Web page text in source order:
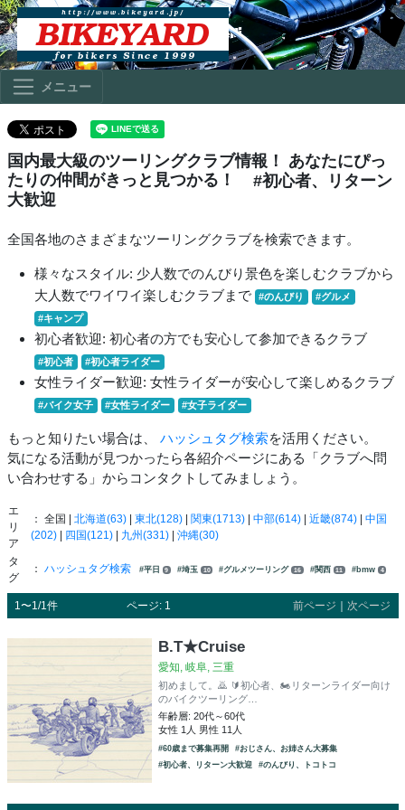
メニュー
国内最大級のツーリングクラブ情報！ あなたにぴっ
たりの仲間がきっと見つかる！
#初心者、リターン
大歓迎
全国各地のさまざまなツーリングクラブを検索できます。
様々なスタイル: 少人数でのんびり景色を楽しむクラブから
大人数でワイワイ楽しむクラブまで
#のんびり
#グルメ
#キャンプ
初心者歓迎: 初心者の方でも安心して参加できるクラブ
#初心者 #初心者ライダー
女性ライダー歓迎: 女性ライダーが安心して楽しめるクラブ
#バイク女子 #女性ライダー #女子ライダー
もっと知りたい場合は、 ハッシュタグ検索を活用ください。
気になる活動が見つかったら各紹介ページにある「クラブへ問
い合わせする」からコンタクトしてみましょう。
エ
リ
ア
： 全国 | 北海道(63)| 東北(128)| 関東(1713)| 中部(614)| 近畿(874)| 中国
(202)| 四国(121)| 九州(331)| 沖縄(30)
タ
グ
： ハッシュタグ検索 #平日 9 #埼玉 10 #グルメツーリング 16 #関西 11 #bmw 4
1〜1/1件 ページ: 1 前ページ 次ページ
B.T★Cruise
愛知, 岐阜, 三重
初めまして。🙇 🔰初心者、🏍️リターンライダー向け
のバイクツーリング…
年齢層: 20代～60代
女性 1人 男性 11人
#60歳まで募集再開
#おじさん、お姉さん大募集
#初心者、リターン大歓迎
#のんびり、トコトコ